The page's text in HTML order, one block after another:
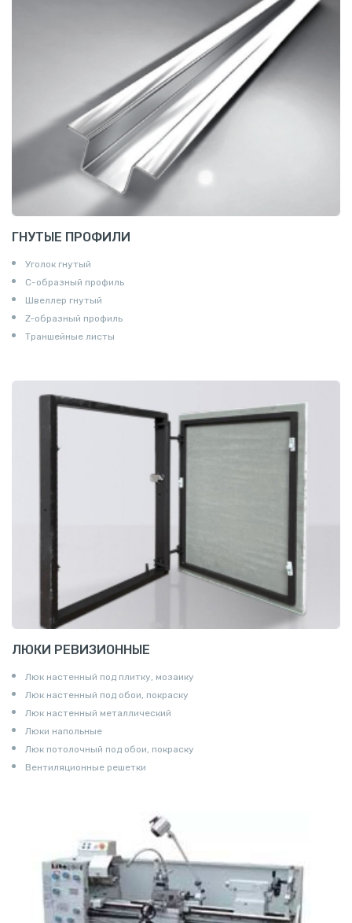
ГНУТЫЕ ПРОФИЛИ
Уголок гнутый
С-образный профиль
Швеллер гнутый
Z-образный профиль
Траншейные листы
ЛЮКИ РЕВИЗИОННЫЕ
Люк настенный под плитку, мозаику
Люк настенный под обои, покраску
Люк настенный металлический
Люки напольные
Люк потолочный под обои, покраску
Вентиляционные решетки